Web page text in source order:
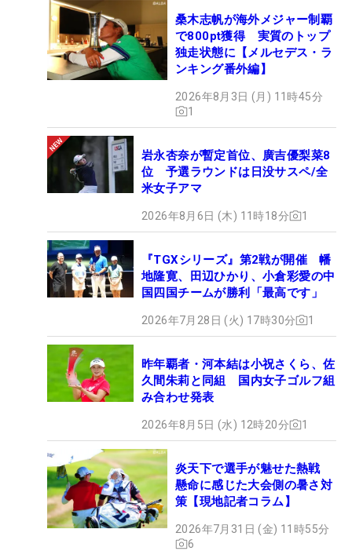
桑木志帆が海外メジャー制覇
で800pt獲得 実質のトップ
独走状態に【メルセデス・ラ
ンキング番外編】
2026年8月3日 (月) 11時45分
1
岩永杏奈が暫定首位、廣吉優梨菜8
位 予選ラウンドは日没サスペ/全
米女子アマ
2026年8月6日 (木) 11時18分 1
『TGXシリーズ』第2戦が開催 幡
地隆寛、田辺ひかり、小倉彩愛の中
国四国チームが勝利「最高です」
2026年7月28日 (火) 17時30分 1
昨年覇者・河本結は小祝さくら、佐
久間朱莉と同組 国内女子ゴルフ組
み合わせ発表
2026年8月5日 (水) 12時20分 1
炎天下で選手が魅せた熱戦
懸命に感じた大会側の暑さ対
策【現地記者コラム】
2026年7月31日 (金) 11時55分
6